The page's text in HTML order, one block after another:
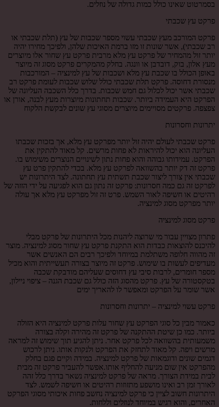
בסמרטוט שאינו כולל כמות גדולה של נוזלים.
פרקט עץ שכבתי
פרקט המורכב מעץ שכבתי עשוי מספר שכבות של עץ (תלת שכבתי או
רב שכבתי), אשר שונות זו מזו ברמת האיכות שלהן, ולפיכך מחירו יהיה
יותר זול מהמחיר של פרקט עץ מלא מרבית פרקט עץ שחור אלו מיוצרים
מעץ אלון, בוק, דובדבן או וונגה. בחלק מהמקרים פרקט מסוג זה מיוצר
באופן הכולל בו שכבת עץ מלא ושכבות של עץ למינציה – המורכבות
מנסורת דחוסה. פרקט תלת שכבתי כולל שלוש שכבות לעומת פרקט רב
שכבתי אשר יכול לכלול גם חמש שכבות. בדרך כלל השכבה העליונה של
הפרקט היא העמידה ביותר. שכבות תחתונות מיוצרות מעץ לבנה, אורן או
צפצפה. פרקטים מסויימים מיוצרים מסוגי עץ שונים לבקשת הלקוח
יתרונות וחסרונות
פרקט שכבתי לעולם יהיה זול יותר מפרקט עץ מלא, אך בזכות שכבתו
העליונה הוא יכול להיראות לא פחות מרשים. קל מאוד להתקין את
הפרקט. עמידותו גבוהה והוא פחות נתון לשינויים הנוצרים משימוש בו.
פרקט זה דק יותר בהשוואה לפרקט עץ מלא. בכדי להתקין פרט עץ
שכבתי אין צורך ליצור שכבת תשתית עץ תחתונה. לצד היתרונות יש
לפרקט זה גם כמה חסרונות: פרקט זה נתון גם הוא לפגיעה על ידי הזזה של
רהיטים או חשיפה לאור השמש. פרט זה זול מפרקט עץ מלא אך עולה
יותר מפרקט מסוג למינציה.
פרקט מסוג למינציה
פתרון מצויין עבור מי שרוצה ליהנות מכל היתרונות של פרקט מבלי
להיכנס להוצאות כבדות הוא התקנת פרקט עץ שחור מסוג למינציה. מוצר
זה מהווה חלופה משתלמת במיוחד ולפיכך רבים הם האנשים אשר
מעדיפים לעשות בו שימוש. פרקט זה מיוצר בצורה תעשייתית והוא מכיל
מספר חומרים, לרבות סיבי עץ דחוסים שעליהם מודבקת שכבה
בטקסטורה של עץ. פרקט מהסוג הזה כולל גם שכבת הגנה – ציפוי ניילון,
אשר שומר על הפרקט ומאפשר לו להאריך ימים
פרקט עשוי למינציה – יתרונות וחסרונות
כאמור מבין כל סוגי הפרקט עץ שחור עלות פרקט למינציה היא הזולה
ביותר. כמו כן שיטת ההתקנה של פרקט זה מהירה וקלה בצורה
משמעותית בהשוואה לכל פרקט אחר. ניתן להגיע תוך שימוש זה למראה
מרשים ויפה. קל מאוד לתחזק את הפרקט ולנקות אותו. ניתן לרכוש
דגמים שונים ודוגמאות של פרקט למינציה. במידה וקיים פגם בחלק
מהפרקט אין שום מניעה להחליף אותו.אפשר להעביר פרקט זה מבית
לבית במידת הצורך. מראה של פרקט למינציה נשאר בדרך כלל זהה
לאורך זמן רב ואינו מושפע מתזוזות רהיטים או חשיפה לשמש. לצד
היתרונות חשוב לציין כי פרקט למינציה נחשב פחות איכותי מסוגי הפרקט
האחרים, והוא רגיש במיוחד לנוזלים וללחות.